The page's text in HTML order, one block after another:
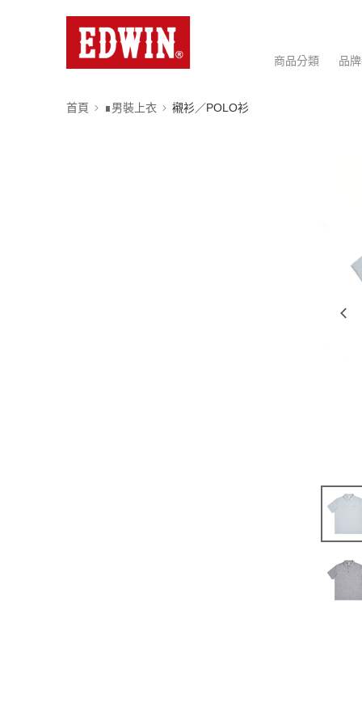
商品分類 品
首頁 ∎男裝上衣 襯衫／POLO衫